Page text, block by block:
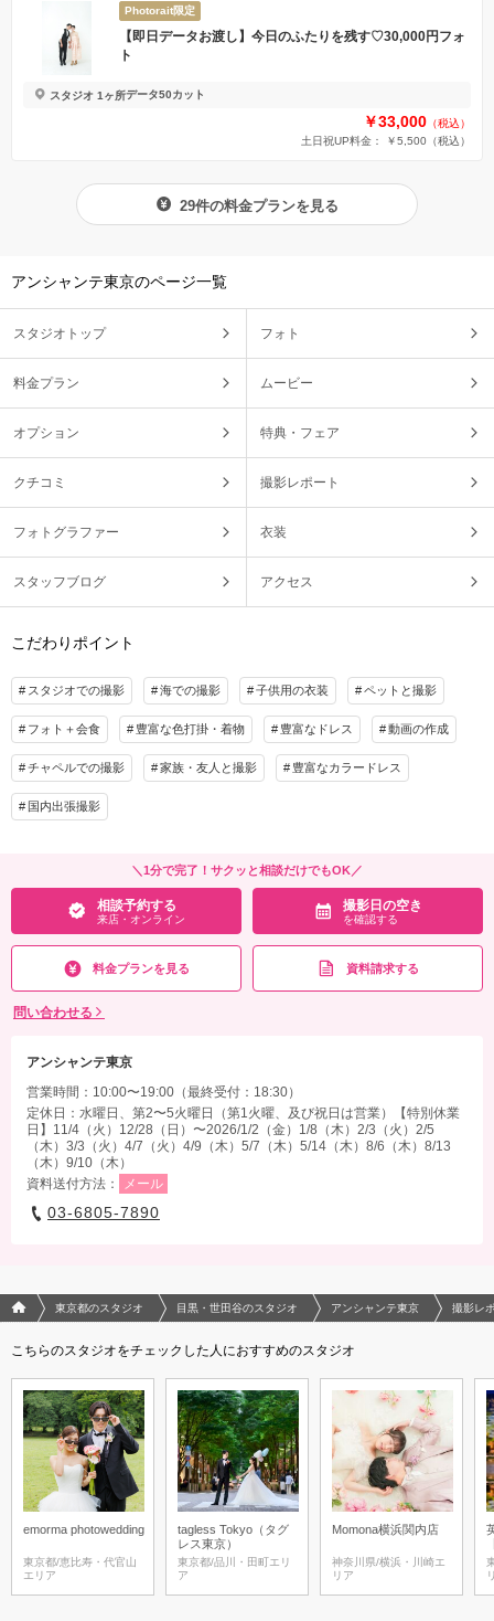
Photorait限定
【即日データお渡し】今日のふたりを残す♡30,000円フォ
ト
スタジオ 1ヶ所データ50カット
￥33,000 （税込）
土日祝UP料金： ￥5,500 （税込）
29件の料金プランを見る
アンシャンテ東京のページ一覧
スタジオトップ フォト
料金プラン ムービー
オプション 特典・フェア
クチコミ 撮影レポート
フォトグラファー 衣装
スタッフブログ アクセス
こだわりポイント
スタジオでの撮影 海での撮影 子供用の衣装 ペットと撮影
フォト＋会食 豊富な色打掛・着物 豊富なドレス 動画の作成
チャペルでの撮影 家族・友人と撮影 豊富なカラードレス
国内出張撮影
＼1分で完了！サクッと相談だけでもOK／
相談予約する
来店・オンライン
撮影日の空き
を確認する
料金プランを見る 資料請求する
問い合わせる
アンシャンテ東京
営業時間：10:00〜19:00（最終受付：18:30）
定休日：水曜日、第2〜5火曜日（第1火曜、及び祝日は営業）【特別休業
日】11/4（火）12/28（日）〜2026/1/2（金）1/8（木）2/3（火）2/5
（木）3/3（火）4/7（火）4/9（木）5/7（木）5/14（木）8/6（木）8/13
（木）9/10（木）
資料送付方法：
メール
03-6805-7890
フォトウエディング/結婚写真のPhotorait ホーム
東京都のスタジオ 目黒・世田谷のスタジオ アンシャンテ東京 撮影レ
こちらのスタジオをチェックした人におすすめのスタジオ
emorma photowedding
東京都/恵比寿・代官山
エリア
tagless Tokyo（タグ
レス東京）
東京都/品川・田町エリ
ア
Momona横浜関内店
神奈川県/横浜・川崎エ
リア